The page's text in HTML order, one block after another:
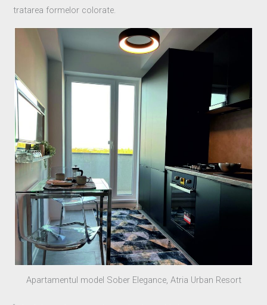
tratarea formelor colorate.
Apartamentul model Sober Elegance, Atria Urban Resort